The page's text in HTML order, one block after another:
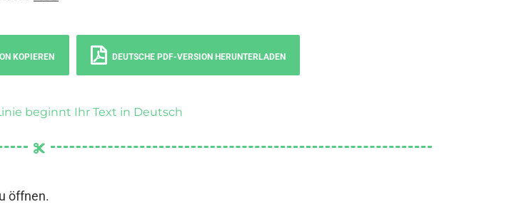
KOPIEREN DEUTSCHE PDF-VERSION HERUNTERLADEN
beginnt Ihr Text in Deutsch
öffnen.